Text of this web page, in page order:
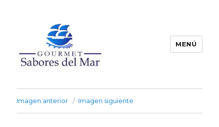
MENÚ
Imagen anterior Imagen siguiente